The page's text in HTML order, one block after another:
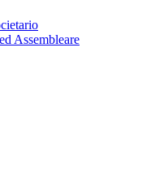
Assembleare